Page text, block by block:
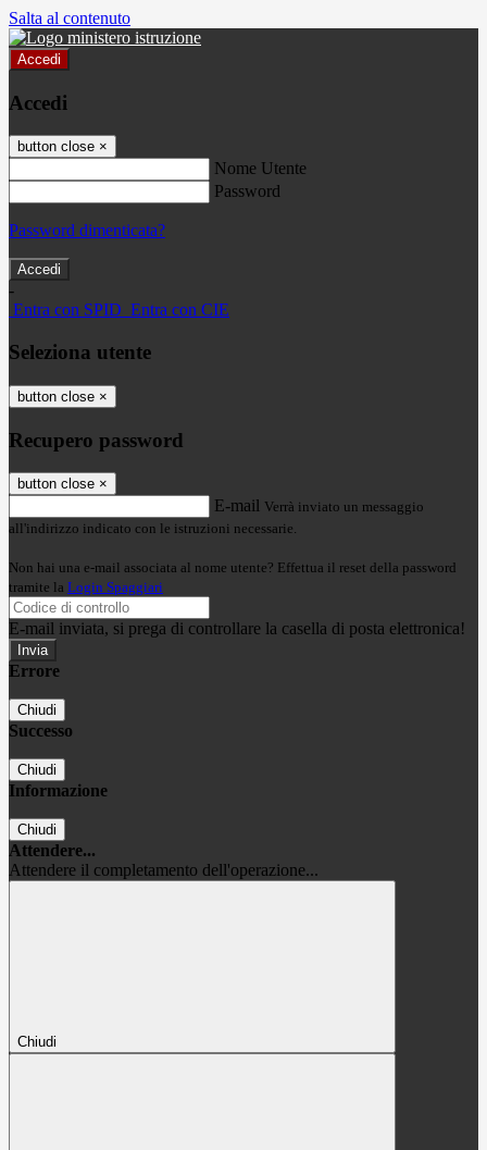
Salta al contenuto
Accedi
Accedi
button close ×
Nome Utente
Password
Password dimenticata?
-
Entra con SPID Entra con CIE
Seleziona utente
button close ×
Recupero password
button close ×
E-mail Verrà inviato un messaggio
all'indirizzo indicato con le istruzioni necessarie.
Non hai una e-mail associata al nome utente? Effettua il reset della password
tramite la Login Spaggiari
E-mail inviata, si prega di controllare la casella di posta elettronica!
Errore
Chiudi
Successo
Chiudi
Informazione
Chiudi
Attendere...
Attendere il completamento dell'operazione...
Chiudi